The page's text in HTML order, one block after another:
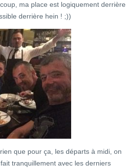
ma place est logiquement derrière
derrière hein ! ;))
que pour ça, les départs à midi, on
tranquillement avec les derniers